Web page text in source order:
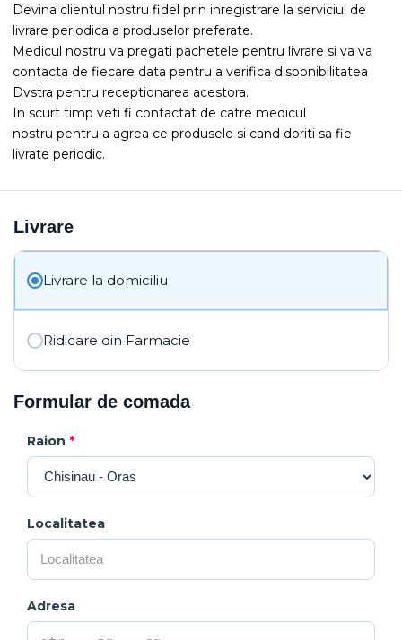
Devina clientul nostru fidel prin inregistrare la serviciul de
livrare periodica a produselor preferate.
Medicul nostru va pregati pachetele pentru livrare si va va
contacta de fiecare data pentru a verifica disponibilitatea
Dvstra pentru receptionarea acestora.
In scurt timp veti fi contactat de catre medicul
nostru pentru a agrea ce produsele si cand doriti sa fie
livrate periodic.
Livrare
Livrare la domiciliu
Ridicare din Farmacie
Formular de comada
Raion *
Localitatea
Adresa